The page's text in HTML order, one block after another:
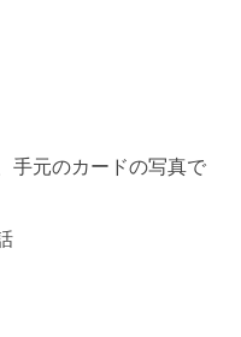
手元のカードの写真で